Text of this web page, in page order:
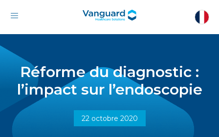
Réforme du diagnostic :
l’impact sur l’endoscopie
22 octobre 2020